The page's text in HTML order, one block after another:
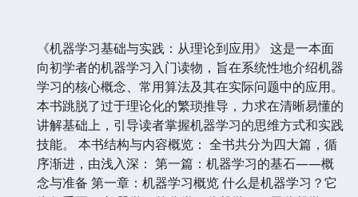
《机器学习基础与实践：从理论到应用》 这是一本面
向初学者的机器学习入门读物，旨在系统性地介绍机器
学习的核心概念、常用算法及其在实际问题中的应用。
本书跳脱了过于理论化的繁琐推导，力求在清晰易懂的
讲解基础上，引导读者掌握机器学习的思维方式和实践
技能。 本书结构与内容概览： 全书共分为四大篇，循
序渐进，由浅入深： 第一篇：机器学习的基石——概
念与准备 第一章：机器学习概览 什么是机器学习？它